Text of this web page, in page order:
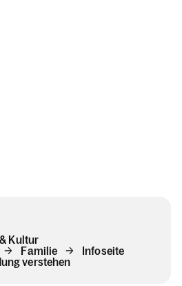
Kultur
Familie
Infoseite
verstehen